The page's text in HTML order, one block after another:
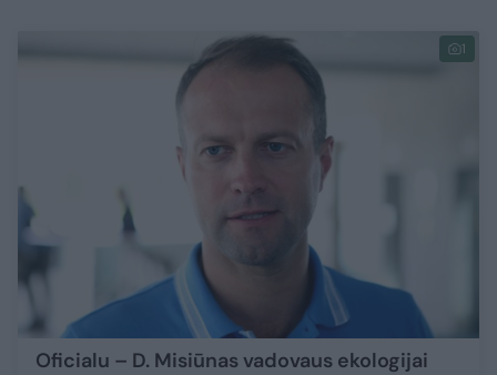
1
Oficialu – D. Misiūnas vadovaus ekologijai